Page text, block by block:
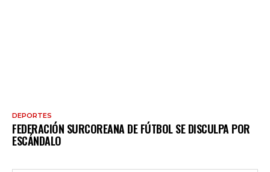
DEPORTES
FEDERACIÓN SURCOREANA DE FÚTBOL SE DISCULPA POR
ESCÁNDALO